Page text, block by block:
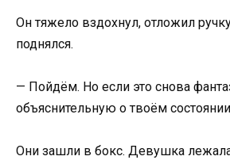
Он тяжело вздохнул, отложил
поднялся.
— Пойдём. Но если это снова
объяснительную о твоём
Они зашли в бокс. Девушка